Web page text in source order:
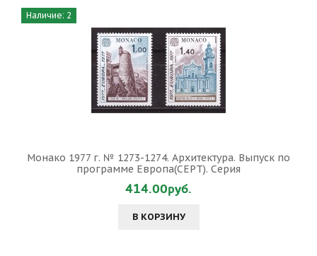
Наличие: 2
Монако 1977 г. № 1273-1274. Архитектура. Выпуск по
программе Европа(СЕРТ). Серия
414.00руб.
В КОРЗИНУ